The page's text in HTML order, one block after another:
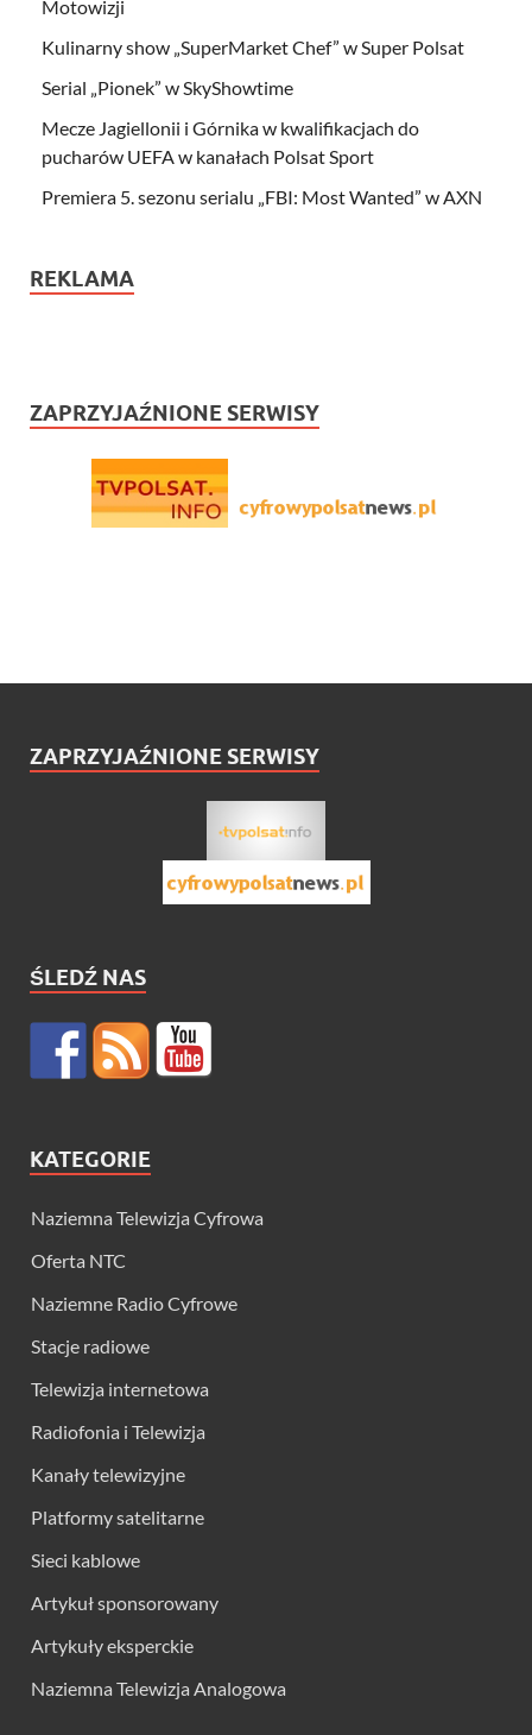
Motowizji
Kulinarny show „SuperMarket Chef” w Super Polsat
Serial „Pionek” w SkyShowtime
Mecze Jagiellonii i Górnika w kwalifikacjach do
pucharów UEFA w kanałach Polsat Sport
Premiera 5. sezonu serialu „FBI: Most Wanted” w AXN
REKLAMA
ZAPRZYJAŹNIONE SERWISY
ZAPRZYJAŹNIONE SERWISY
ŚLEDŹ NAS
KATEGORIE
Naziemna Telewizja Cyfrowa
Oferta NTC
Naziemne Radio Cyfrowe
Stacje radiowe
Telewizja internetowa
Radiofonia i Telewizja
Kanały telewizyjne
Platformy satelitarne
Sieci kablowe
Artykuł sponsorowany
Artykuły eksperckie
Naziemna Telewizja Analogowa